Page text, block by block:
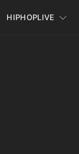
HIPHOPLIVE